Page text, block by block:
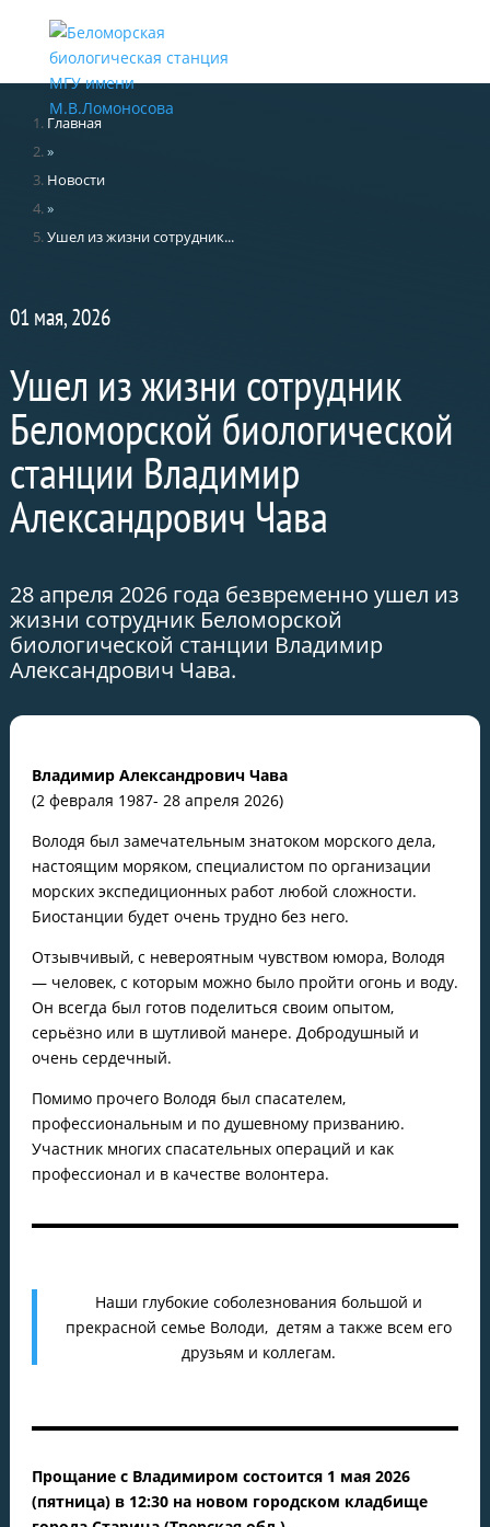
Главная
»
Новости
»
Ушел из жизни сотрудник...
01 мая, 2026
Ушел из жизни сотрудник
Беломорской биологической
станции Владимир
Александрович Чава
28 апреля 2026 года безвременно ушел из
жизни сотрудник Беломорской
биологической станции Владимир
Александрович Чава.
Владимир Александрович Чава
(2 февраля 1987- 28 апреля 2026)
Володя был замечательным знатоком морского дела,
настоящим моряком, специалистом по организации
морских экспедиционных работ любой сложности.
Биостанции будет очень трудно без него.
Отзывчивый, с невероятным чувством юмора, Володя
— человек, с которым можно было пройти огонь и воду.
Он всегда был готов поделиться своим опытом,
серьёзно или в шутливой манере. Добродушный и
очень сердечный.
Помимо прочего Володя был спасателем,
профессиональным и по душевному призванию.
Участник многих спасательных операций и как
профессионал и в качестве волонтера.
Наши глубокие соболезнования большой и
прекрасной семье Володи, детям а также всем его
друзьям и коллегам.
Прощание с Владимиром состоится 1 мая 2026
(пятница) в 12:30 на новом городском кладбище